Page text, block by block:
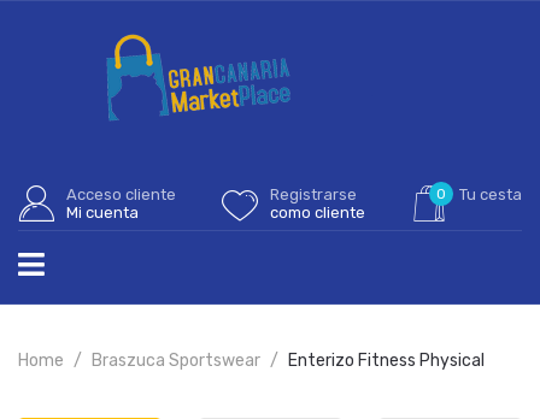
Acceso cliente
Mi cuenta
Registrarse
como cliente
0 Tu cesta
Home Braszuca Sportswear Enterizo Fitness Physical